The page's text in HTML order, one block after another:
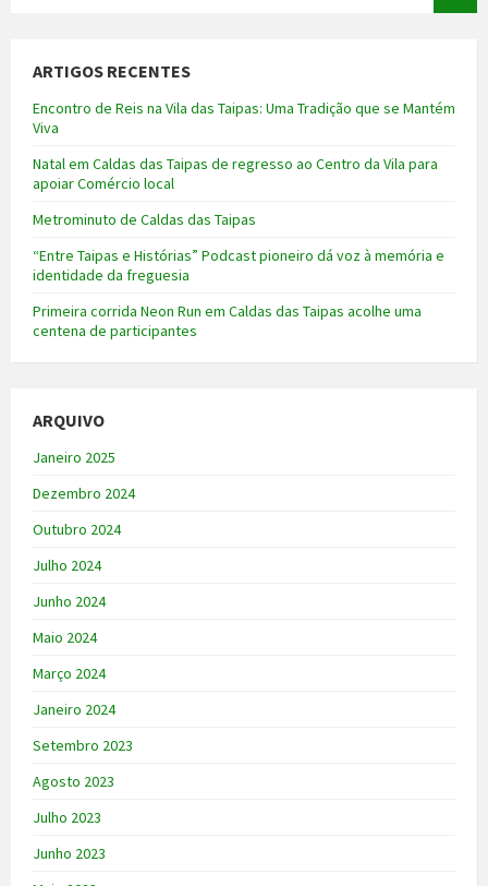
ARTIGOS RECENTES
Encontro de Reis na Vila das Taipas: Uma Tradição que se Mantém
Viva
Natal em Caldas das Taipas de regresso ao Centro da Vila para
apoiar Comércio local
Metrominuto de Caldas das Taipas
“Entre Taipas e Histórias” Podcast pioneiro dá voz à memória e
identidade da freguesia
Primeira corrida Neon Run em Caldas das Taipas acolhe uma
centena de participantes
ARQUIVO
Janeiro 2025
Dezembro 2024
Outubro 2024
Julho 2024
Junho 2024
Maio 2024
Março 2024
Janeiro 2024
Setembro 2023
Agosto 2023
Julho 2023
Junho 2023